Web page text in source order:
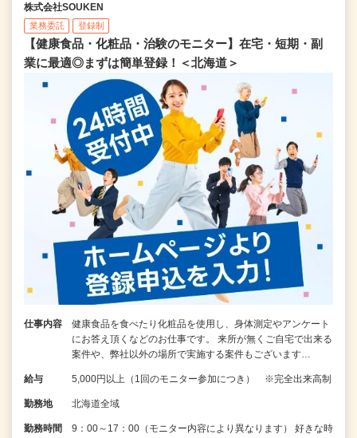
株式会社SOUKEN
業務委託 登録制
【健康食品・化粧品・治験のモニター】在宅・短期・副
業に最適◎まずは簡単登録！＜北海道＞
仕事内容
健康食品を食べたり化粧品を使用し、身体測定やアンケート
にお答え頂くなどのお仕事です。 来所が無くご自宅で出来る
案件や、弊社以外の場所で実施する案件もございます…
給与 5,000円以上（1回のモニター参加につき） ※完全出来高制
勤務地 北海道全域
勤務時間
9：00～17：00（モニター内容により異なります） 好きな時